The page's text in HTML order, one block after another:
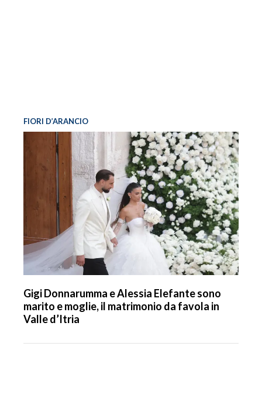
FIORI D’ARANCIO
Gigi Donnarumma e Alessia Elefante sono
marito e moglie, il matrimonio da favola in
Valle d’Itria